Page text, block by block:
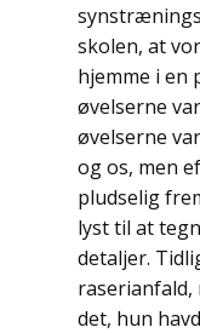
skolen, at
hjemme i en
øvelserne
øvelserne
og os, men
pludselig
lyst til at
detaljer.
det, hun